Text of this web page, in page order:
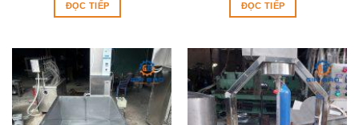
ĐỌC TIẾP ĐỌC TIẾP